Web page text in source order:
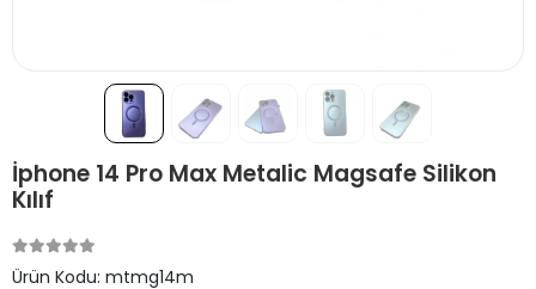
İphone 14 Pro Max Metalic Magsafe Silikon
Kılıf
Ürün Kodu: mtmg14m